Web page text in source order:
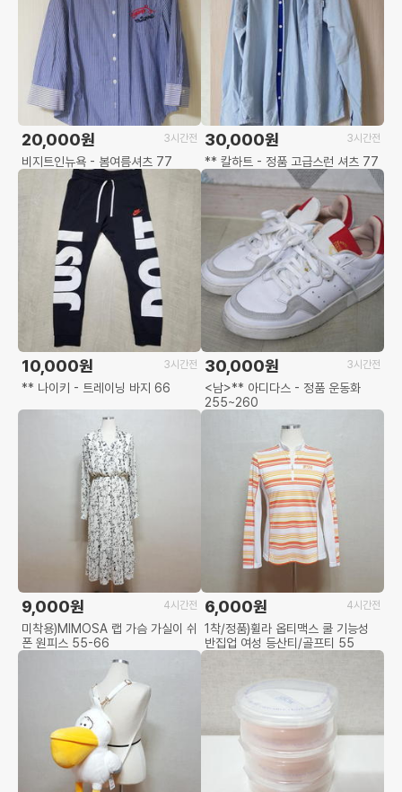
3시간전
20,000원
비지트인뉴욕 - 봄여름셔츠 77
3시간전
30,000원
** 칼하트 - 정품 고급스런 셔츠 77
3시간전
10,000원
** 나이키 - 트레이닝 바지 66
3시간전
30,000원
<남>** 아디다스 - 정품 운동화
255~260
4시간전
9,000원
미착용)MIMOSA 랩 가슴 가실이 쉬
폰 원피스 55-66
4시간전
6,000원
1착/정품)휠라 옵티맥스 쿨 기능성
반집업 여성 등산티/골프티 55